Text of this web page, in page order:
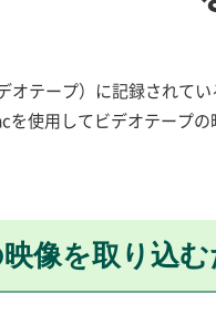
オテープ）に記録されて
を使用してビデオテープ
像を取り込